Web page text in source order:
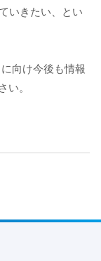
いきたい、とい
向け今後も情報
い。